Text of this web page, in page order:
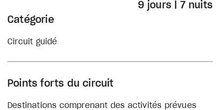
9 jours | 7 nuits
Catégorie
Circuit guidé
Points forts du circuit
Destinations comprenant des activités prévues